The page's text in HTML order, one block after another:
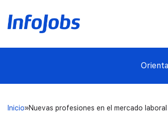
Inicio Nuevas profesiones en el mercado laboral